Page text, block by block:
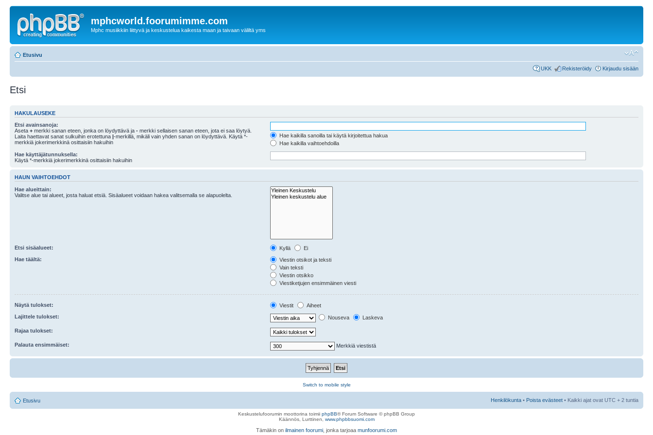
mphcworld.foorumimme.com
Mphc musiikkiin liittyvä ja keskustelua kaikesta maan ja taivaan väliltä yms
Etusivu
UKK Rekisteröidy Kirjaudu sisään
Etsi
HAKULAUSEKE
Etsi avainsanoja:
Aseta + merkki sanan eteen, jonka on löydyttävä ja - merkki sellaisen sanan eteen, jota ei saa löytyä.
Laita haettavat sanat sulkuihin erotettuna |-merkillä, mikäli vain yhden sanan on löydyttävä. Käytä *-
merkkiä jokerimerkkinä osittaisiin hakuihin
Hae kaikilla sanoilla tai käytä kirjoitettua hakua
Hae kaikilla vaihtoehdoilla
Hae käyttäjätunnuksella:
Käytä *-merkkiä jokerimerkkinä osittaisiin hakuihin
HAUN VAIHTOEHDOT
Hae alueittain:
Valitse alue tai alueet, josta haluat etsiä. Sisäalueet voidaan hakea valitsemalla se alapuolelta.
Etsi sisäalueet: Kyllä
Ei
Hae täältä:
Viestin otsikot ja teksti
Vain teksti
Viestin otsikko
Viestiketjujen ensimmäinen viesti
Näytä tulokset: Viestit
Aiheet
Lajittele tulokset:
Nouseva Laskeva
Rajaa tulokset:
Palauta ensimmäiset: Merkkiä viestistä
Switch to mobile style
Etusivu Henkilökunta • Poista evästeet • Kaikki ajat ovat UTC + 2 tuntia
Keskustelufoorumin moottorina toimii phpBB® Forum Software © phpBB Group
Käännös, Lurttinen, www.phpbbsuomi.com
Tämäkin on ilmainen foorumi , jonka tarjoaa munfoorumi.com